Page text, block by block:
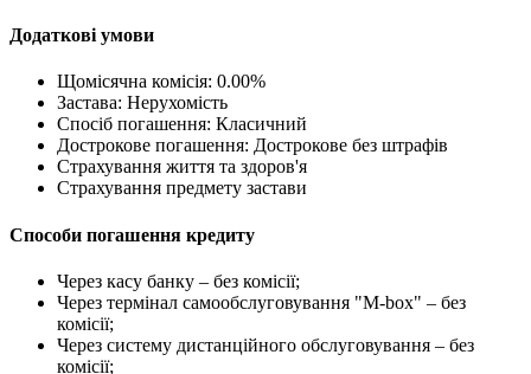
Додаткові умови
Щомісячна комісія: 0.00%
Застава: Нерухомість
Спосіб погашення: Класичний
Дострокове погашення: Дострокове без штрафів
Страхування життя та здоров'я
Страхування предмету застави
Способи погашення кредиту
Через касу банку – без комісії;
Через термінал самообслуговування "М-box" – без
комісії;
Через систему дистанційного обслуговування – без
комісії;